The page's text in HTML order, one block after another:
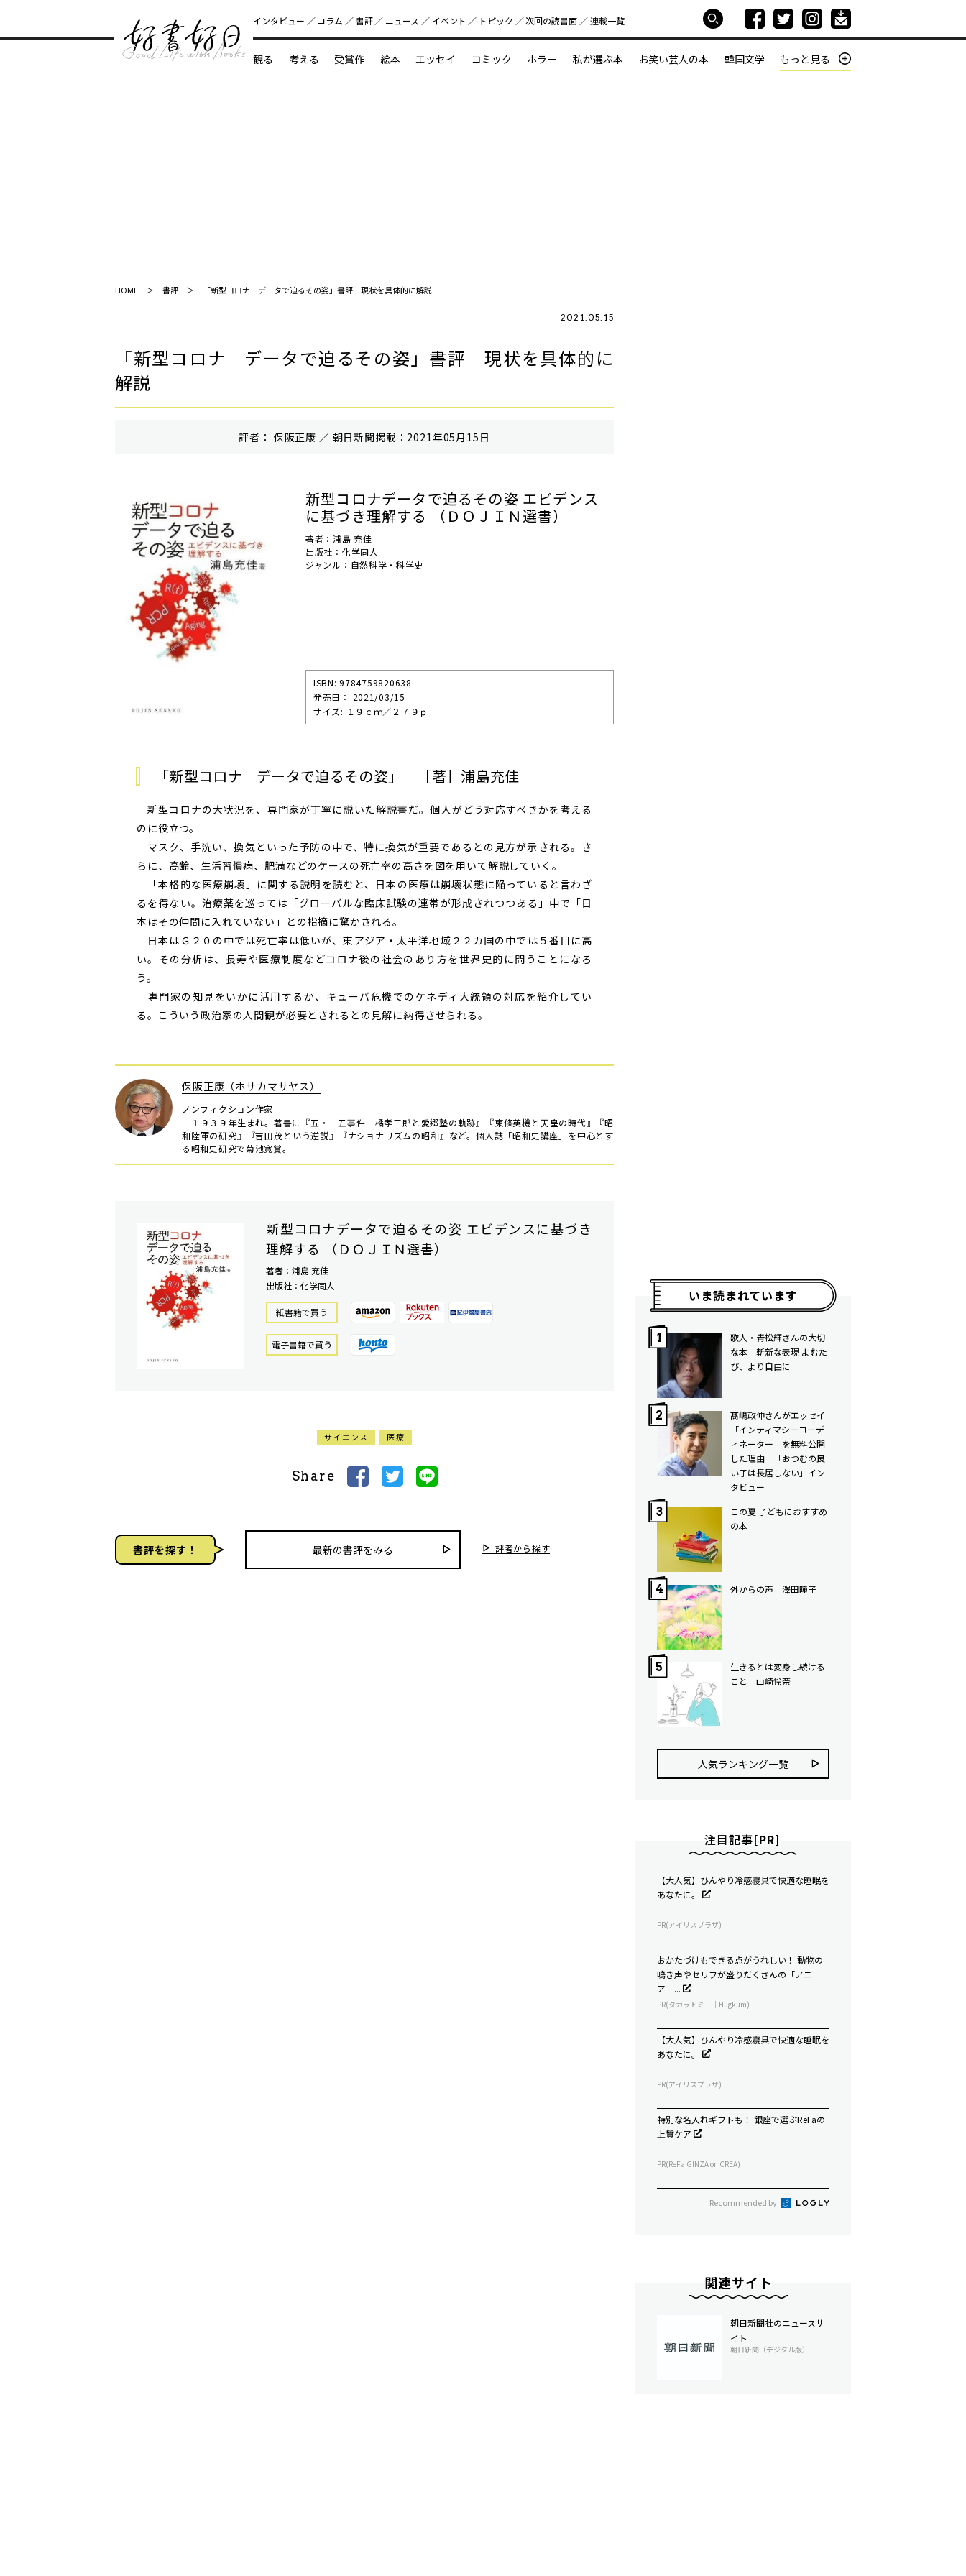
好書好日
インタビュー コラム 書評 ニュース イベント トピック 次回の読書⾯ 連載一覧
観る 考える 受賞作 絵本 エッセイ コミック ホラー 私が選ぶ本 お笑い芸人の本 韓国文学 もっと見る
HOME 書評 「新型コロナ データで迫るその姿」書評 現状を具体的に解説
2021.05.15
「新型コロナ データで迫るその姿」書評 現状を具体的に
解説
評者： 保阪正康 ／ 朝⽇新聞掲載：2021年05月15日
新型コロナデータで迫るその姿 エビデンス
に基づき理解する （ＤＯＪＩＮ選書）
著者：浦島 充佳
出版社：化学同人
ジャンル：自然科学・科学史
ISBN: 9784759820638
発売⽇： 2021/03/15
サイズ: １９ｃｍ／２７９ｐ
「新型コロナ データで迫るその姿」 ［著］浦島充佳
新型コロナの大状況を、専門家が丁寧に説いた解説書だ。個人がどう対応すべきかを考える
のに役立つ。
マスク、手洗い、換気といった予防の中で、特に換気が重要であるとの見方が示される。さ
らに、高齢、生活習慣病、肥満などのケースの死亡率の高さを図を用いて解説していく。
「本格的な医療崩壊」に関する説明を読むと、日本の医療は崩壊状態に陥っていると言わざ
るを得ない。治療薬を巡っては「グローバルな臨床試験の連帯が形成されつつある」中で「日
本はその仲間に入れていない」との指摘に驚かされる。
日本はＧ２０の中では死亡率は低いが、東アジア・太平洋地域２２カ国の中では５番目に高
い。その分析は、長寿や医療制度などコロナ後の社会のあり方を世界史的に問うことになろ
う。
専門家の知見をいかに活用するか、キューバ危機でのケネディ大統領の対応を紹介してい
る。こういう政治家の人間観が必要とされるとの見解に納得させられる。
保阪正康（ホサカマサヤス）
ノンフィクション作家
１９３９年生まれ。著書に『五・一五事件 橘孝三郎と愛郷塾の軌跡』『東條英機と天皇の時代』『昭
和陸軍の研究』『吉田茂という逆説』『ナショナリズムの昭和』など。個人誌「昭和史講座」を中心とす
る昭和史研究で菊池寛賞。
新型コロナデータで迫るその姿 エビデンスに基づき
理解する （ＤＯＪＩＮ選書）
著者：浦島 充佳
出版社：化学同人
紙書籍で買う
電⼦書籍で買う
サイエンス 医療
Share
書評を探す！ 最新の書評をみる 評者から探す
いま読まれています
歌人・青松輝さんの大切
な本 斬新な表現 よむた
び、より自由に
髙嶋政伸さんがエッセイ
「インティマシーコーデ
ィネーター」を無料公開
した理由 「おつむの良
い子は長居しない」イン
タビュー
この夏 子どもにおすすめ
の本
外からの声 澤田瞳子
生きるとは変身し続ける
こと 山崎怜奈
人気ランキング⼀覧
注目記事[PR]
【大人気】ひんやり冷感寝具で快適な睡眠を
あなたに。
PR(アイリスプラザ)
おかたづけもできる点がうれしい！ 動物の
鳴き声やセリフが盛りだくさんの「アニ
ア ...
PR(タカラトミー｜Hugkum)
【大人気】ひんやり冷感寝具で快適な睡眠を
あなたに。
PR(アイリスプラザ)
特別な名入れギフトも！ 銀座で選ぶReFaの
上質ケア
PR(ReFa GINZA on CREA)
Recommended by
関連サイト
朝日新聞社のニュースサ
イト
朝日新聞（デジタル版）